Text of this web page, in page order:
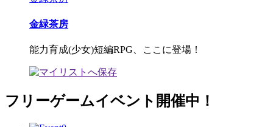
金緑茶房
能力育成(少女)短編RPG、ここに登場！
フリーゲームイベント開催中！